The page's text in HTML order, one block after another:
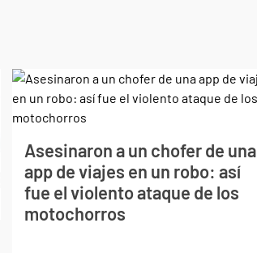
Asesinaron a un chofer de una
app de viajes en un robo: así
fue el violento ataque de los
motochorros